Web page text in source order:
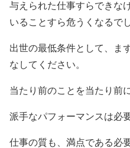
与えられた仕事すらできな
いることすら危うくなるで
出世の最低条件として、ま
なしてください。
当たり前のことを当たり前
派手なパフォーマンスは必
仕事の質も、満点である必